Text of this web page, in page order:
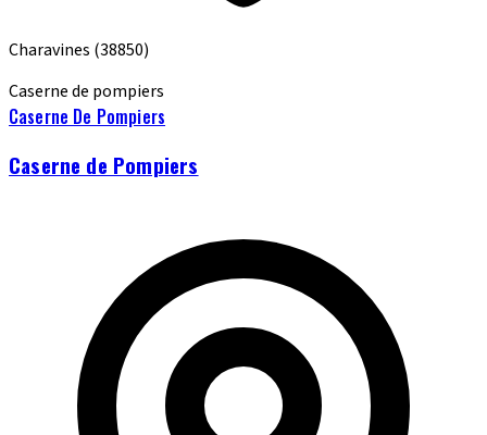
Charavines (38850)
Caserne de pompiers
Caserne De Pompiers
Caserne de Pompiers